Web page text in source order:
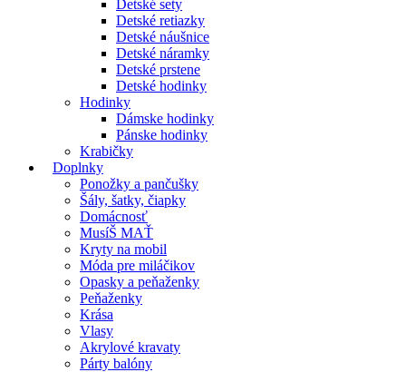
Detské sety
Detské retiazky
Detské náušnice
Detské náramky
Detské prstene
Detské hodinky
Hodinky
Dámske hodinky
Pánske hodinky
Krabičky
Doplnky
Ponožky a pančušky
Šály, šatky, čiapky
Domácnosť
MusíŠ MAŤ
Kryty na mobil
Móda pre miláčikov
Opasky a peňaženky
Peňaženky
Krása
Vlasy
Akrylové kravaty
Párty balóny